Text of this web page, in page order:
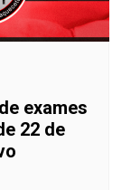
exames
22 de